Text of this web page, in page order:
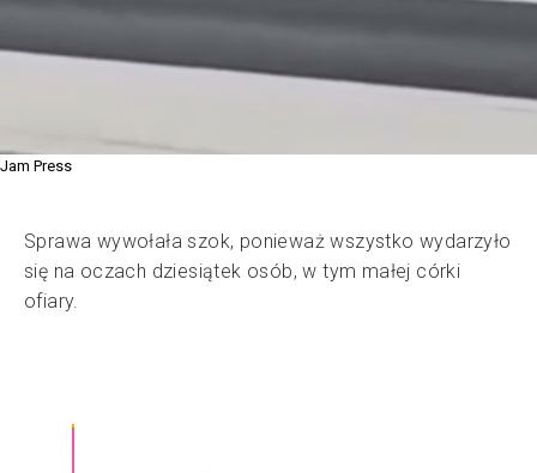
Jam Press
Sprawa wywołała szok, ponieważ wszystko wydarzyło
się na oczach dziesiątek osób, w tym małej córki
ofiary.